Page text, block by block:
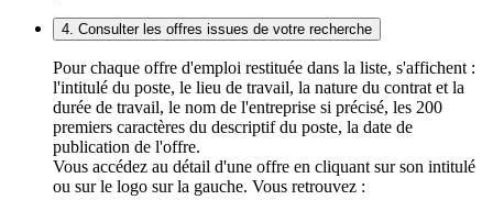
4. Consulter les offres issues de votre recherche
Pour chaque offre d'emploi restituée dans la liste, s'affichent :
l'intitulé du poste, le lieu de travail, la nature du contrat et la
durée de travail, le nom de l'entreprise si précisé, les 200
premiers caractères du descriptif du poste, la date de
publication de l'offre.
Vous accédez au détail d'une offre en cliquant sur son intitulé
ou sur le logo sur la gauche. Vous retrouvez :